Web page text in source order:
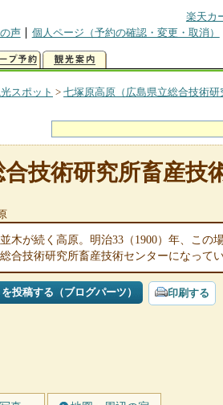
楽天カ
声
個人ページ（予約の確認・変更・取消）
スポット > 七塚原高原（広島県立総合技術研
技術研究所畜産技
木が続く高原。明治33（1900）年、この
合技術研究所畜産技術センターになってい
投稿する（ブログパーツ） 印刷する